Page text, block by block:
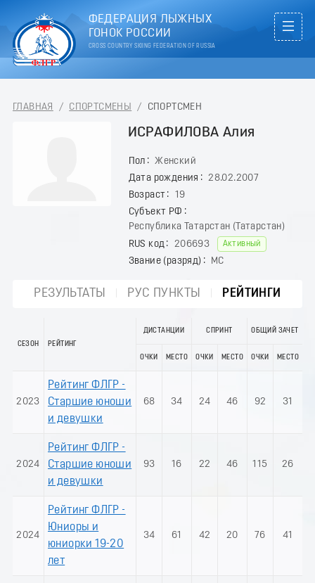
ФЕДЕРАЦИЯ ЛЫЖНЫХ
ГОНОК РОССИИ
CROSS COUNTRY SKIING FEDERATION OF RUSSIA
ГЛАВНАЯ / СПОРТСМЕНЫ / СПОРТСМЕН
ИСРАФИЛОВА Алия
Пол
Женский
Дата рождения
28.02.2007
Возраст
19
Субъект РФ
Республика Татарстан (Татарстан)
RUS код
206693 Активный
Звание (разряд) МС
РЕЗУЛЬТАТЫ РУС ПУНКТЫ РЕЙТИНГИ
СЕЗОН РЕЙТИНГ
ДИСТАНЦИИ СПРИНТ ОБЩИЙ ЗАЧЕТ
ОЧКИ МЕСТО ОЧКИ МЕСТО ОЧКИ МЕСТО
2023
Рейтинг ФЛГР -
Старшие юноши
и девушки
68 34 24 46 92 31
2024
Рейтинг ФЛГР -
Старшие юноши
и девушки
93 16 22 46 115 26
2024
Рейтинг ФЛГР -
Юниоры и
юниорки 19-20
лет
34 61 42 20 76 41